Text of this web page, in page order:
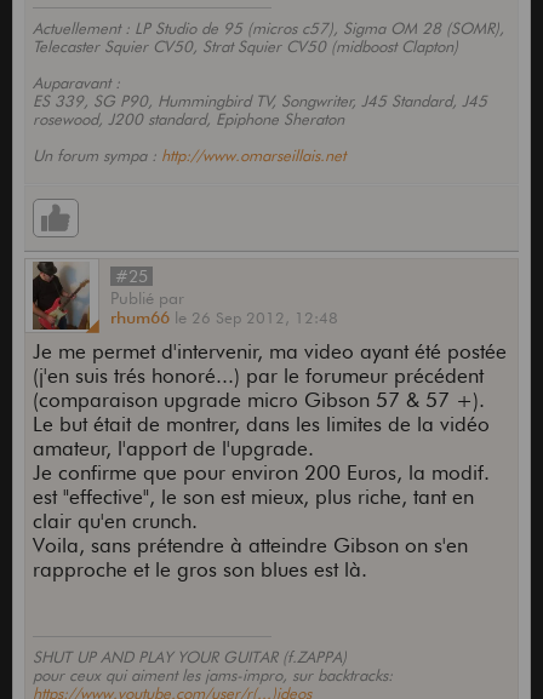
Actuellement : LP Studio de 95 (micros c57), Sigma OM 28 (SOMR),
Telecaster Squier CV50, Strat Squier CV50 (midboost Clapton)
Auparavant :
ES 339, SG P90, Hummingbird TV, Songwriter, J45 Standard, J45
rosewood, J200 standard, Epiphone Sheraton
Un forum sympa : http://www.omarseillais.net
#25
Publié par
rhum66 le 26 Sep 2012, 12:48
Je me permet d'intervenir, ma video ayant été postée
(j'en suis trés honoré...) par le forumeur précédent
(comparaison upgrade micro Gibson 57 & 57 +).
Le but était de montrer, dans les limites de la vidéo
amateur, l'apport de l'upgrade.
Je confirme que pour environ 200 Euros, la modif.
est "effective", le son est mieux, plus riche, tant en
clair qu'en crunch.
Voila, sans prétendre à atteindre Gibson on s'en
rapproche et le gros son blues est là.
SHUT UP AND PLAY YOUR GUITAR (f.ZAPPA)
pour ceux qui aiment les jams-impro, sur backtracks:
https://www.youtube.com/user/r(...)ideos